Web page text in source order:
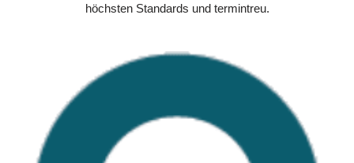
höchsten Standards und termintreu.